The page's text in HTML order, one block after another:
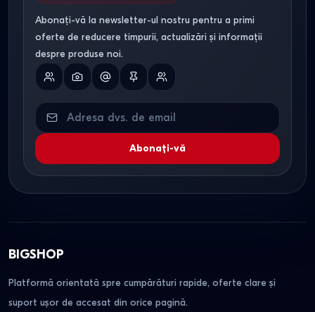
Abonați-vă la newsletter-ul nostru pentru a primi
oferte de reducere timpurii, actualizări și informații
despre produse noi.
Abonați-vă
BIGSHOP
Platformă orientată spre cumpărături rapide, oferte clare și
suport ușor de accesat din orice pagină.